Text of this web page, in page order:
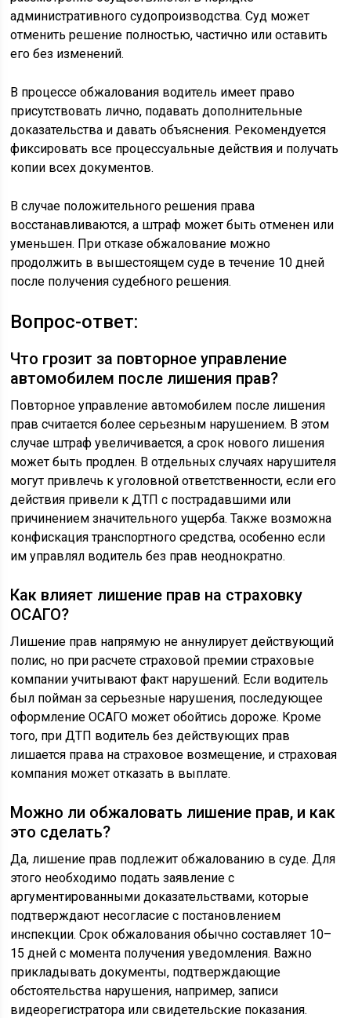
административного судопроизводства. Суд может
отменить решение полностью, частично или оставить
его без изменений.
В процессе обжалования водитель имеет право
присутствовать лично, подавать дополнительные
доказательства и давать объяснения. Рекомендуется
фиксировать все процессуальные действия и получать
копии всех документов.
В случае положительного решения права
восстанавливаются, а штраф может быть отменен или
уменьшен. При отказе обжалование можно
продолжить в вышестоящем суде в течение 10 дней
после получения судебного решения.
Вопрос-ответ:
Что грозит за повторное управление
автомобилем после лишения прав?
Повторное управление автомобилем после лишения
прав считается более серьезным нарушением. В этом
случае штраф увеличивается, а срок нового лишения
может быть продлен. В отдельных случаях нарушителя
могут привлечь к уголовной ответственности, если его
действия привели к ДТП с пострадавшими или
причинением значительного ущерба. Также возможна
конфискация транспортного средства, особенно если
им управлял водитель без прав неоднократно.
Как влияет лишение прав на страховку
ОСАГО?
Лишение прав напрямую не аннулирует действующий
полис, но при расчете страховой премии страховые
компании учитывают факт нарушений. Если водитель
был пойман за серьезные нарушения, последующее
оформление ОСАГО может обойтись дороже. Кроме
того, при ДТП водитель без действующих прав
лишается права на страховое возмещение, и страховая
компания может отказать в выплате.
Можно ли обжаловать лишение прав, и как
это сделать?
Да, лишение прав подлежит обжалованию в суде. Для
этого необходимо подать заявление с
аргументированными доказательствами, которые
подтверждают несогласие с постановлением
инспекции. Срок обжалования обычно составляет 10–
15 дней с момента получения уведомления. Важно
прикладывать документы, подтверждающие
обстоятельства нарушения, например, записи
видеорегистратора или свидетельские показания.